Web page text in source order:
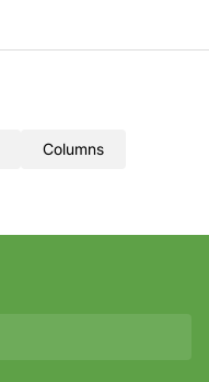
Columns